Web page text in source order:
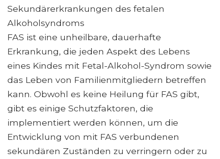
Sekundärerkrankungen des fetalen
Alkoholsyndroms
FAS ist eine unheilbare, dauerhafte
Erkrankung, die jeden Aspekt des Lebens
eines Kindes mit Fetal-Alkohol-Syndrom sowie
das Leben von Familienmitgliedern betreffen
kann. Obwohl es keine Heilung für FAS gibt,
gibt es einige Schutzfaktoren, die
implementiert werden können, um die
Entwicklung von mit FAS verbundenen
sekundären Zuständen zu verringern oder zu